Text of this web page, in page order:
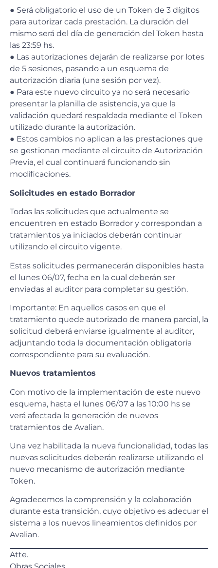
● Será obligatorio el uso de un Token de 3 dígitos
para autorizar cada prestación. La duración del
mismo será del día de generación del Token hasta
las 23:59 hs.
● Las autorizaciones dejarán de realizarse por lotes
de 5 sesiones, pasando a un esquema de
autorización diaria (una sesión por vez).
● Para este nuevo circuito ya no será necesario
presentar la planilla de asistencia, ya que la
validación quedará respaldada mediante el Token
utilizado durante la autorización.
● Estos cambios no aplican a las prestaciones que
se gestionan mediante el circuito de Autorización
Previa, el cual continuará funcionando sin
modificaciones.
Solicitudes en estado Borrador
Todas las solicitudes que actualmente se
encuentren en estado Borrador y correspondan a
tratamientos ya iniciados deberán continuar
utilizando el circuito vigente.
Estas solicitudes permanecerán disponibles hasta
el lunes 06/07, fecha en la cual deberán ser
enviadas al auditor para completar su gestión.
Importante: En aquellos casos en que el
tratamiento quede autorizado de manera parcial, la
solicitud deberá enviarse igualmente al auditor,
adjuntando toda la documentación obligatoria
correspondiente para su evaluación.
Nuevos tratamientos
Con motivo de la implementación de este nuevo
esquema, hasta el lunes 06/07 a las 10:00 hs se
verá afectada la generación de nuevos
tratamientos de Avalian.
Una vez habilitada la nueva funcionalidad, todas las
nuevas solicitudes deberán realizarse utilizando el
nuevo mecanismo de autorización mediante
Token.
Agradecemos la comprensión y la colaboración
durante esta transición, cuyo objetivo es adecuar el
sistema a los nuevos lineamientos definidos por
Avalian.
Atte.